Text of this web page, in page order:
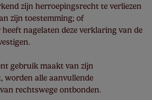
zijn herroepingsrecht te verliezen
zijn toestemming; of
heeft nagelaten deze verklaring van de
gebruik maakt van zijn
worden alle aanvullende
rechtswege ontbonden.